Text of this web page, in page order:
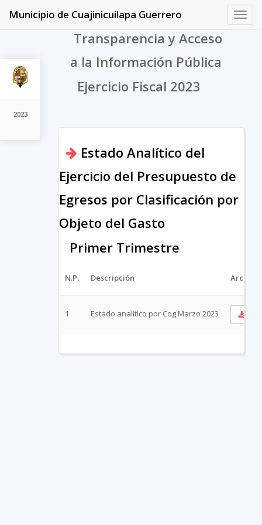
2023
Municipio de Cuajinicuilapa Guerrero
Transparencia y Acceso
a la Información Pública
Ejercicio Fiscal 2023
Estado Analítico del
Ejercicio del Presupuesto de
Egresos por Clasificación por
Objeto del Gasto
Primer Trimestre
N.P. Descripción Archivo
1 Estado analitico por Cog Marzo 2023